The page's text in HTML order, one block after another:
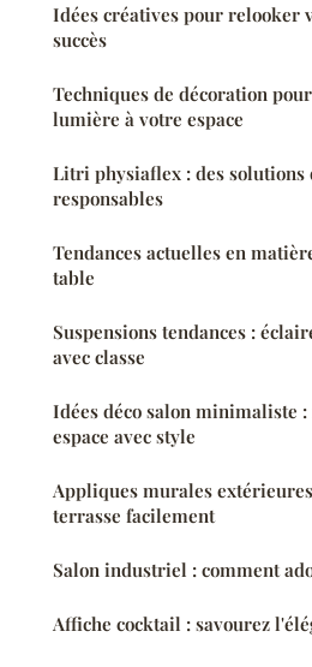
Idées créatives pour relooker
succès
Techniques de décoration
lumière à votre espace
Litri physiaflex : des solutions
responsables
Tendances actuelles en
table
Suspensions tendances :
avec classe
Idées déco salon minimaliste
espace avec style
Appliques murales
terrasse facilement
Salon industriel : comment
Affiche cocktail : savourez